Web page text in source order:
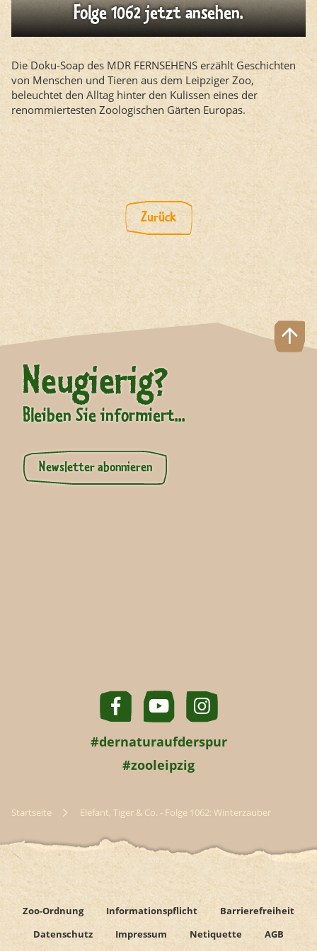
Folge 1062 jetzt ansehen.
Die Doku-Soap des MDR FERNSEHENS erzählt Geschichten
von Menschen und Tieren aus dem Leipziger Zoo,
beleuchtet den Alltag hinter den Kulissen eines der
renommiertesten Zoologischen Gärten Europas.
Zurück
Neugierig?
Bleiben Sie informiert...
Newsletter abonnieren
#dernaturaufderspur
#zooleipzig
Startseite Elefant, Tiger & Co. - Folge 1062: Winterzauber
Zoo-Ordnung Informationspflicht
Barrierefreiheit
Datenschutz
Impressum Netiquette
AGB